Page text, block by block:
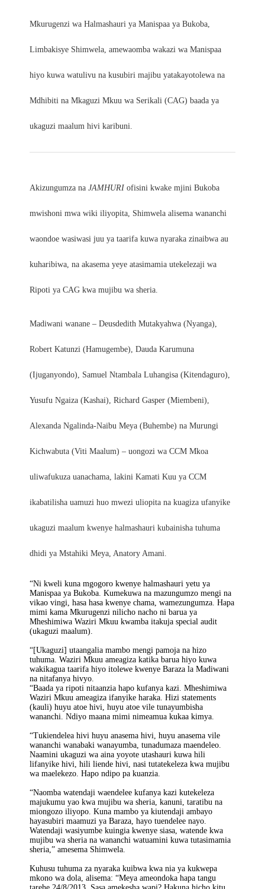
Mkurugenzi wa Halmashauri ya Manispaa ya Bukoba,
Limbakisye Shimwela, amewaomba wakazi wa Manispaa
hiyo kuwa watulivu na kusubiri majibu yatakayotolewa na
Mdhibiti na Mkaguzi Mkuu wa Serikali (CAG) baada ya
ukaguzi maalum hivi karibuni.
Akizungumza na JAMHURI ofisini kwake mjini Bukoba
mwishoni mwa wiki iliyopita, Shimwela alisema wananchi
waondoe wasiwasi juu ya taarifa kuwa nyaraka zinaibwa au
kuharibiwa, na akasema yeye atasimamia utekelezaji wa
Ripoti ya CAG kwa mujibu wa sheria.
Madiwani wanane – Deusdedith Mutakyahwa (Nyanga),
Robert Katunzi (Hamugembe), Dauda Karumuna
(Ijuganyondo), Samuel Ntambala Luhangisa (Kitendaguro),
Yusufu Ngaiza (Kashai), Richard Gasper (Miembeni),
Alexanda Ngalinda-Naibu Meya (Buhembe) na Murungi
Kichwabuta (Viti Maalum) – uongozi wa CCM Mkoa
uliwafukuza uanachama, lakini Kamati Kuu ya CCM
ikabatilisha uamuzi huo mwezi uliopita na kuagiza ufanyike
ukaguzi maalum kwenye halmashauri kubainisha tuhuma
dhidi ya Mstahiki Meya, Anatory Amani.
“Ni kweli kuna mgogoro kwenye halmashauri yetu ya
Manispaa ya Bukoba. Kumekuwa na mazungumzo mengi na
vikao vingi, hasa hasa kwenye chama, wamezungumza. Hapa
mimi kama Mkurugenzi nilicho nacho ni barua ya
Mheshimiwa Waziri Mkuu kwamba itakuja special audit
(ukaguzi maalum).
“[Ukaguzi] utaangalia mambo mengi pamoja na hizo
tuhuma. Waziri Mkuu ameagiza katika barua hiyo kuwa
wakikagua taarifa hiyo itolewe kwenye Baraza la Madiwani
na nitafanya hivyo.
“Baada ya ripoti nitaanzia hapo kufanya kazi. Mheshimiwa
Waziri Mkuu ameagiza ifanyike haraka. Hizi statements
(kauli) huyu atoe hivi, huyu atoe vile tunayumbisha
wananchi. Ndiyo maana mimi nimeamua kukaa kimya.
“Tukiendelea hivi huyu anasema hivi, huyu anasema vile
wananchi wanabaki wanayumba, tunadumaza maendeleo.
Naamini ukaguzi wa aina yoyote utashauri kuwa hili
lifanyike hivi, hili liende hivi, nasi tutatekeleza kwa mujibu
wa maelekezo. Hapo ndipo pa kuanzia.
“Naomba watendaji waendelee kufanya kazi kutekeleza
majukumu yao kwa mujibu wa sheria, kanuni, taratibu na
miongozo iliyopo. Kuna mambo ya kiutendaji ambayo
hayasubiri maamuzi ya Baraza, hayo tuendelee nayo.
Watendaji wasiyumbe kuingia kwenye siasa, watende kwa
mujibu wa sheria na wananchi watuamini kuwa tutasimamia
sheria,” amesema Shimwela.
Kuhusu tuhuma za nyaraka kuibwa kwa nia ya kukwepa
mkono wa dola, alisema: “Meya ameondoka hapa tangu